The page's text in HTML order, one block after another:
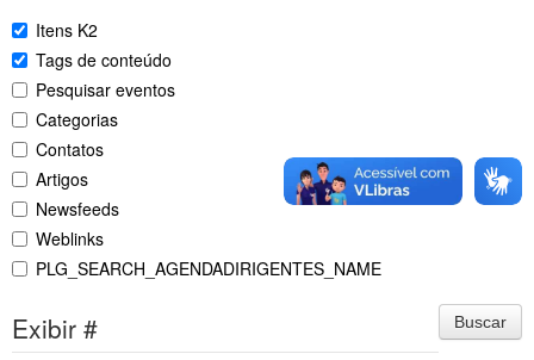
Itens K2
Tags de conteúdo
Pesquisar eventos
Categorias
Contatos
Artigos
Newsfeeds
Weblinks
PLG_SEARCH_AGENDADIRIGENTES_NAME
Buscar
Exibir #